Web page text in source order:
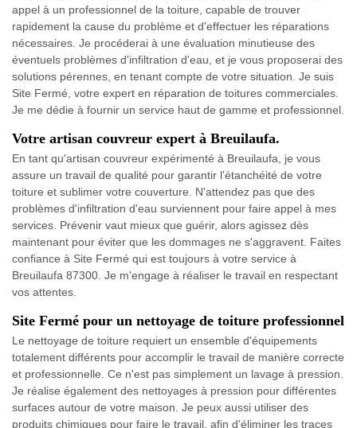
appel à un professionnel de la toiture, capable de trouver
rapidement la cause du problème et d'effectuer les réparations
nécessaires. Je procéderai à une évaluation minutieuse des
éventuels problèmes d'infiltration d'eau, et je vous proposerai des
solutions pérennes, en tenant compte de votre situation. Je suis
Site Fermé, votre expert en réparation de toitures commerciales.
Je me dédie à fournir un service haut de gamme et professionnel.
Votre artisan couvreur expert à Breuilaufa.
En tant qu'artisan couvreur expérimenté à Breuilaufa, je vous
assure un travail de qualité pour garantir l'étanchéité de votre
toiture et sublimer votre couverture. N'attendez pas que des
problèmes d'infiltration d'eau surviennent pour faire appel à mes
services. Prévenir vaut mieux que guérir, alors agissez dès
maintenant pour éviter que les dommages ne s'aggravent. Faites
confiance à Site Fermé qui est toujours à votre service à
Breuilaufa 87300. Je m'engage à réaliser le travail en respectant
vos attentes.
Site Fermé pour un nettoyage de toiture professionnel
Le nettoyage de toiture requiert un ensemble d'équipements
totalement différents pour accomplir le travail de manière correcte
et professionnelle. Ce n'est pas simplement un lavage à pression.
Je réalise également des nettoyages à pression pour différentes
surfaces autour de votre maison. Je peux aussi utiliser des
produits chimiques pour faire le travail, afin d'éliminer les traces